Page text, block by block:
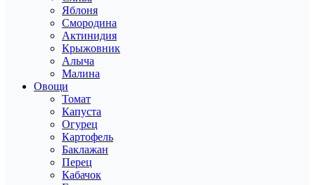
Яблоня
Смородина
Актинидия
Крыжовник
Алыча
Малина
Овощи
Томат
Капуста
Огурец
Картофель
Баклажан
Перец
Кабачок